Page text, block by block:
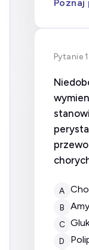
Pytanie
A
B
C
D